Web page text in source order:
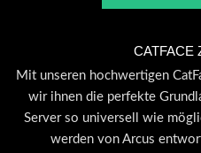
CATFACE
Mit unseren hochwertigen
wir ihnen die perfekte
Server so universell wie
werden von Arcus